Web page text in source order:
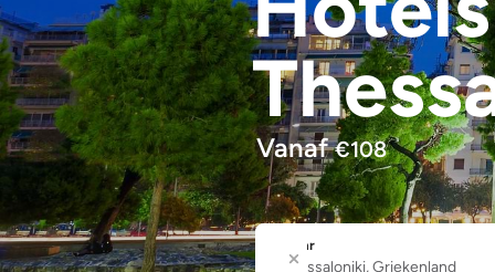
Vanaf€108
Waar
Stad of hotelnaam